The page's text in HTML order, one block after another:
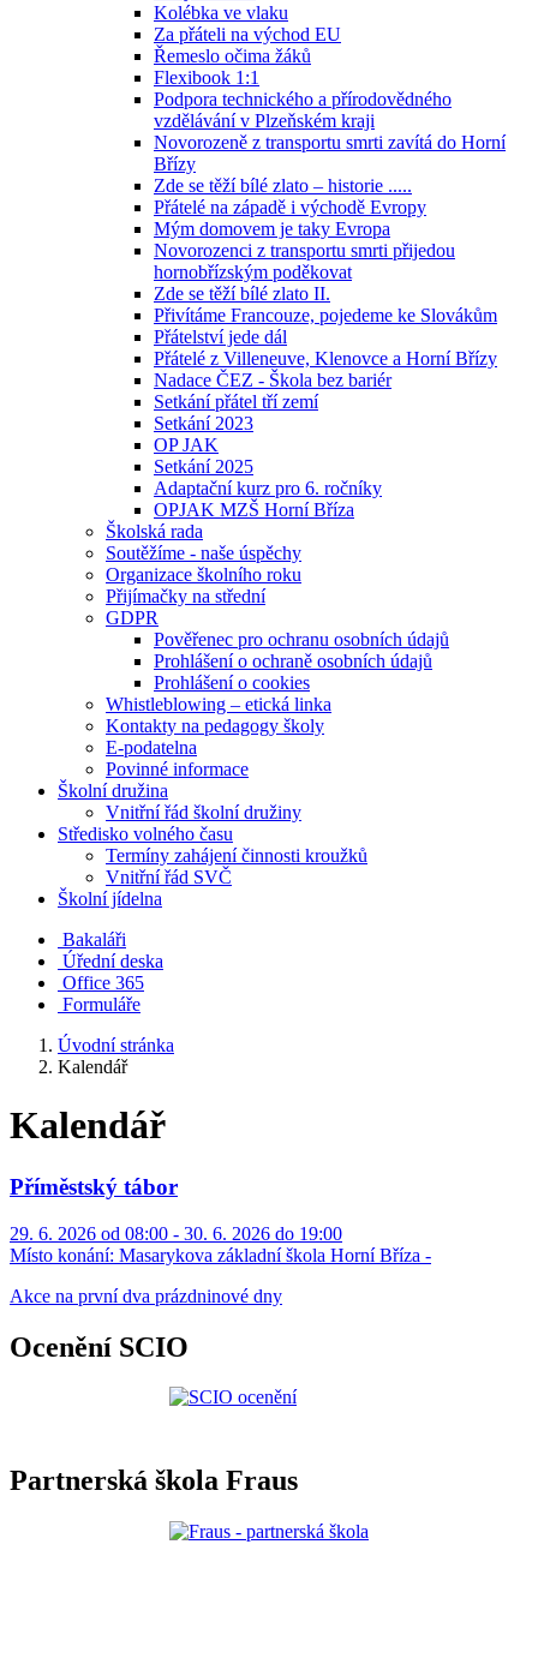
Kolébka ve vlaku
Za přáteli na východ EU
Řemeslo očima žáků
Flexibook 1:1
Podpora technického a přírodovědného
vzdělávání v Plzeňském kraji
Novorozeně z transportu smrti zavítá do Horní
Břízy
Zde se těží bílé zlato – historie .....
Přátelé na západě i východě Evropy
Mým domovem je taky Evropa
Novorozenci z transportu smrti přijedou
hornobřízským poděkovat
Zde se těží bílé zlato II.
Přivítáme Francouze, pojedeme ke Slovákům
Přátelství jede dál
Přátelé z Villeneuve, Klenovce a Horní Břízy
Nadace ČEZ - Škola bez bariér
Setkání přátel tří zemí
Setkání 2023
OP JAK
Setkání 2025
Adaptační kurz pro 6. ročníky
OPJAK MZŠ Horní Bříza
Školská rada
Soutěžíme - naše úspěchy
Organizace školního roku
Přijímačky na střední
GDPR
Pověřenec pro ochranu osobních údajů
Prohlášení o ochraně osobních údajů
Prohlášení o cookies
Whistleblowing – etická linka
Kontakty na pedagogy školy
E-podatelna
Povinné informace
Školní družina
Vnitřní řád školní družiny
Středisko volného času
Termíny zahájení činnosti kroužků
Vnitřní řád SVČ
Školní jídelna
Bakaláři
Úřední deska
Office 365
Formuláře
Úvodní stránka
Kalendář
Kalendář
Příměstský tábor
29. 6. 2026 od 08:00 - 30. 6. 2026 do 19:00
Místo konání: Masarykova základní škola Horní Bříza -
Akce na první dva prázdninové dny
Ocenění SCIO
Partnerská škola Fraus